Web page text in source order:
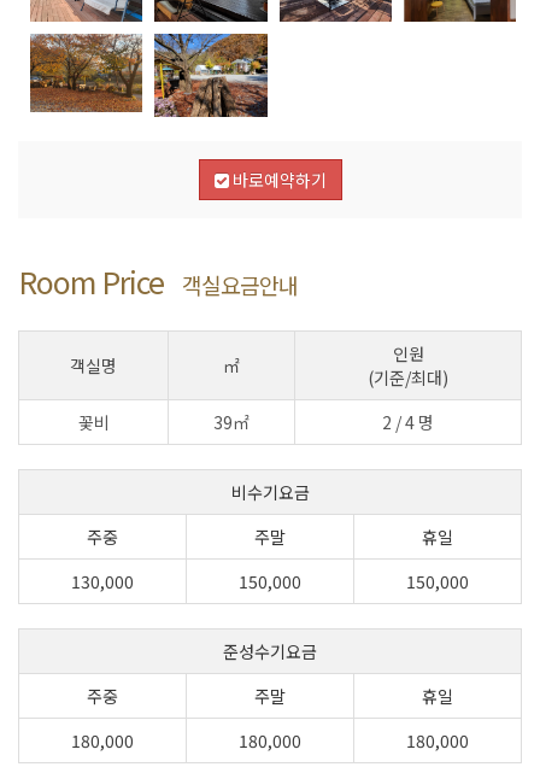
바로예약하기
Room Price 객실요금안내
객실명 ㎡
인원
(기준/최대)
꽃비
39㎡ 2 / 4 명
비수기요금
주중
주말
휴일
130,000
150,000 150,000
준성수기요금
주중
주말
휴일
180,000
180,000 180,000